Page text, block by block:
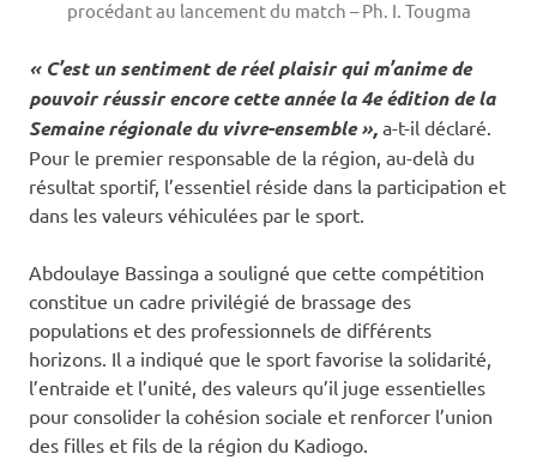
procédant au lancement du match – Ph. I. Tougma
« C’est un sentiment de réel plaisir qui m’anime de
pouvoir réussir encore cette année la 4e édition de la
Semaine régionale du vivre-ensemble », a-t-il déclaré.
Pour le premier responsable de la région, au-delà du
résultat sportif, l’essentiel réside dans la participation et
dans les valeurs véhiculées par le sport.
Abdoulaye Bassinga a souligné que cette compétition
constitue un cadre privilégié de brassage des
populations et des professionnels de différents
horizons. Il a indiqué que le sport favorise la solidarité,
l’entraide et l’unité, des valeurs qu’il juge essentielles
pour consolider la cohésion sociale et renforcer l’union
des filles et fils de la région du Kadiogo.